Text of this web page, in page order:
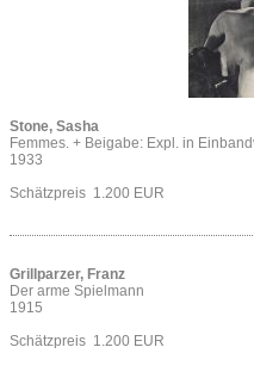
Stone, Sasha
Femmes. + Beigabe: Expl. in
1933
Schätzpreis 1.200 EUR
Grillparzer, Franz
Der arme Spielmann
1915
Schätzpreis 1.200 EUR